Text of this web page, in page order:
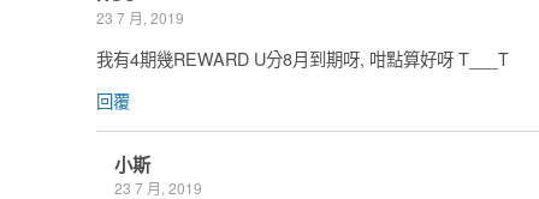
23 7 月, 2019
我有4期幾REWARD U分8月到期呀, 咁點算好呀 T___T
回覆
小斯
23 7 月, 2019